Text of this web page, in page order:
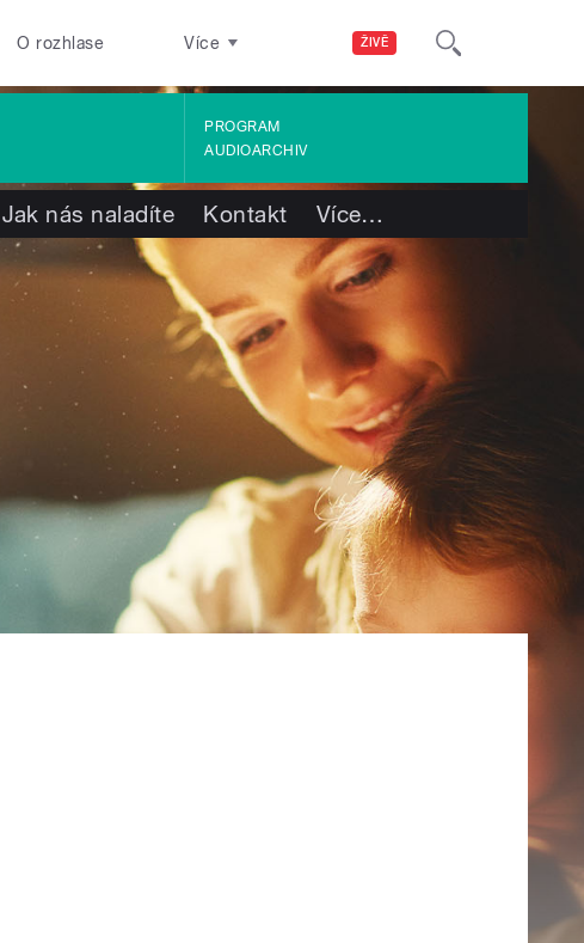
ŽIVĚ
O rozhlase Více
PROGRAM
AUDIOARCHIV
Jak nás naladíte Kontakt Více…